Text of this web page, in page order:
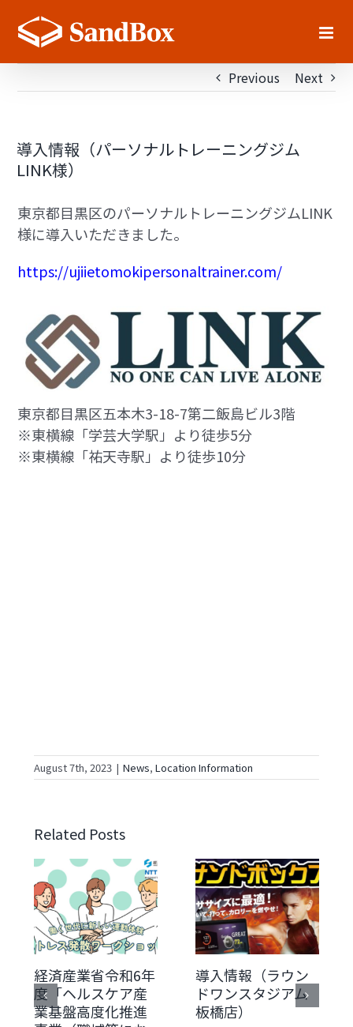
content
Previous
Next
導入情報（パーソナルトレーニングジム
LINK様）
東京都目黒区のパーソナルトレーニングジムLINK
様に導入いただきました。
https://ujiietomokipersonaltrainer.com/
東京都目黒区五本木​3-18-7第二飯島ビル3階
※東横線「学芸大学駅」より徒歩5分
※東横線「祐天寺駅」より徒歩10分
August 7th, 2023 | News, Location Information
Related Posts
経済産業省令和6年
度「ヘルスケア産
業基盤高度化推進
導入情報（ラウン
ドワンスタジアム
板橋店）